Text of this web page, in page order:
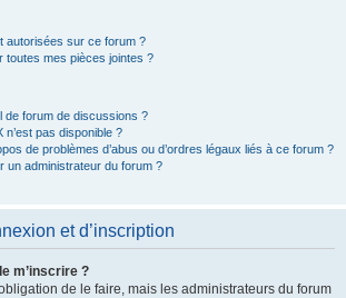
autorisées sur ce forum ?
toutes mes pièces jointes ?
de forum de discussions ?
n’est pas disponible ?
de problèmes d’abus ou d’ordres légaux liés à ce forum ?
un administrateur du forum ?
et d’inscription
m’inscrire ?
de le faire, mais les administrateurs du forum